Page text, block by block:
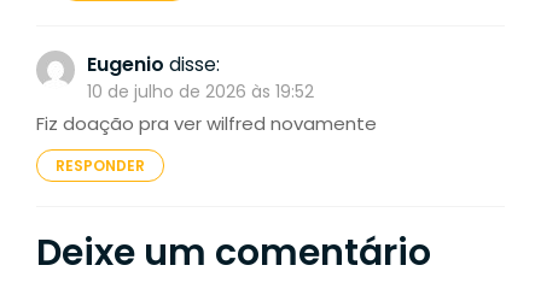
Eugenio disse:
10 de julho de 2026 às 19:52
Fiz doação pra ver wilfred novamente
RESPONDER
Deixe um comentário